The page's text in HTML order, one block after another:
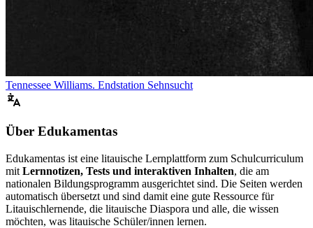
Tennessee Williams. Endstation Sehnsucht
Über Edukamentas
Edukamentas ist eine litauische Lernplattform zum Schulcurriculum
mit Lernnotizen, Tests und interaktiven Inhalten, die am
nationalen Bildungsprogramm ausgerichtet sind. Die Seiten werden
automatisch übersetzt und sind damit eine gute Ressource für
Litauischlernende, die litauische Diaspora und alle, die wissen
möchten, was litauische Schüler/innen lernen.